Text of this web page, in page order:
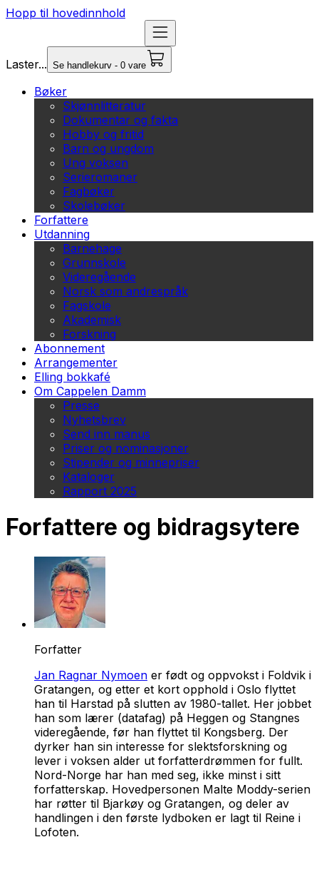
Hopp til hovedinnhold
Laster... Se handlekurv - 0 vare
Bøker
Skjønnlitteratur
Dokumentar og fakta
Hobby og fritid
Barn og ungdom
Ung voksen
Serieromaner
Fagbøker
Skolebøker
Forfattere
Utdanning
Barnehage
Grunnskole
Videregående
Norsk som andrespråk
Fagskole
Akademisk
Forskning
Abonnement
Arrangementer
Elling bokkafé
Om Cappelen Damm
Presse
Nyhetsbrev
Send inn manus
Priser og nominasjoner
Stipender og minnepriser
Kataloger
Rapport 2025
Forfattere og bidragsytere
Forfatter
Jan Ragnar Nymoen er født og oppvokst i Foldvik i
Gratangen, og etter et kort opphold i Oslo flyttet
han til Harstad på slutten av 1980-tallet. Her jobbet
han som lærer (datafag) på Heggen og Stangnes
videregående, før han flyttet til Kongsberg. Der
dyrker han sin interesse for slektsforskning og
lever i voksen alder ut forfatterdrømmen for fullt.
Nord-Norge har han med seg, ikke minst i sitt
forfatterskap. Hovedpersonen Malte Moddy-serien
har røtter til Bjarkøy og Gratangen, og deler av
handlingen i den første lydboken er lagt til Reine i
Lofoten.